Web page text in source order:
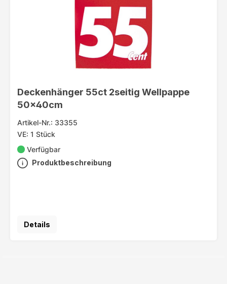
Deckenhänger 55ct 2seitig Wellpappe
50x40cm
Artikel-Nr.: 33355
VE: 1 Stück
Verfügbar
Produktbeschreibung
Details